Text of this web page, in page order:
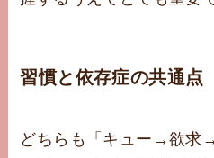
習慣と依存症の共通点
どちらも「キュー→欲求